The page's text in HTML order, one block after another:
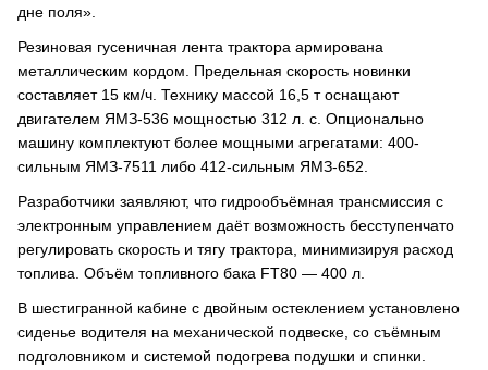
дне поля».
Резиновая гусеничная лента трактора армирована
металлическим кордом. Предельная скорость новинки
составляет 15 км/ч. Технику массой 16,5 т оснащают
двигателем ЯМЗ-536 мощностью 312 л. с. Опционально
машину комплектуют более мощными агрегатами: 400-
сильным ЯМЗ-7511 либо 412-сильным ЯМЗ-652.
Разработчики заявляют, что гидрообъёмная трансмиссия с
электронным управлением даёт возможность бесступенчато
регулировать скорость и тягу трактора, минимизируя расход
топлива. Объём топливного бака FT80 — 400 л.
В шестигранной кабине с двойным остеклением установлено
сиденье водителя на механической подвеске, со съёмным
подголовником и системой подогрева подушки и спинки.